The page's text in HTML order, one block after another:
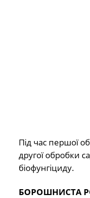
Під час першої
другої обробки
біофунгіциду.
БОРОШНИСТА